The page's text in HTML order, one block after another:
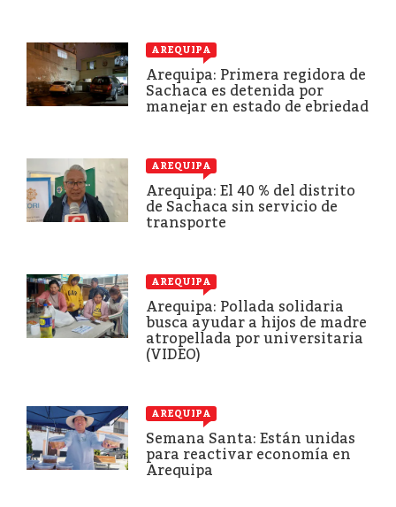
AREQUIPA
Arequipa: Primera regidora de
Sachaca es detenida por
manejar en estado de ebriedad
AREQUIPA
Arequipa: El 40 % del distrito
de Sachaca sin servicio de
transporte
AREQUIPA
Arequipa: Pollada solidaria
busca ayudar a hijos de madre
atropellada por universitaria
(VIDEO)
AREQUIPA
Semana Santa: Están unidas
para reactivar economía en
Arequipa